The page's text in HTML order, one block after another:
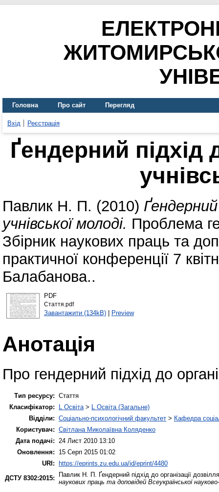
Головна Про сайт Перегляд
Вхід Реєстрація
Ґендерний підхід
Павлик Н. П. (2010) Ґендерний
учнівської молоді. Проблема
Збірник наукових праць та
практичної конференції 7
Балабанова..
PDF
Стаття.pdf
Завантажити (134kB)| Preview
Анотація
Про гендерний підхід до
Тип ресурсу: Стаття
Класифікатор:
L Освіта > L Освіта (Загальне)
Відділи: Соціально-психологічний факультет > Кафедра
Користувач: Світлана Миколаївна Коляденко
Дата подачі:
24 Лист 2010 13:10
Оновлення:
15 Серп 2015 01:02
URI: https://eprints.zu.edu.ua/id/eprint/4480
ДСТУ 8302:2015:
Павлик Н. П. Ґендерний підхід до організації
наукових праць та доповідей Всеукраїнської